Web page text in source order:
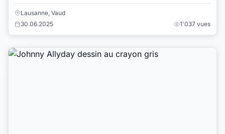
Lausanne, Vaud
30.06.2025
1'037 vues